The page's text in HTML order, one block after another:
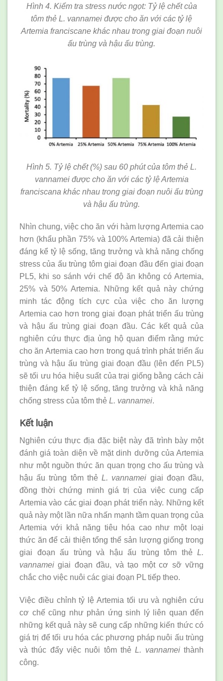
Hình 4. Kiểm tra stress nước ngọt: Tỷ lệ chết của
tôm thẻ L. vannamei được cho ăn với các tỷ lệ
Artemia franciscane khác nhau trong giai đoạn nuôi
ấu trùng và hậu ấu trùng.
Hình 5. Tỷ lệ chết (%) sau 60 phút của tôm thẻ L.
vannamei được cho ăn với các tỷ lệ Artemia
franciscana khác nhau trong giai đoạn nuôi ấu trùng
và hậu ấu trùng.
Nhìn chung, việc cho ăn với hàm lượng Artemia cao
hơn (khẩu phần 75% và 100% Artemia) đã cải thiện
đáng kể tỷ lệ sống, tăng trưởng và khả năng chống
stress của ấu trùng tôm giai đoạn đầu đến giai đoạn
PL5, khi so sánh với chế độ ăn không có Artemia,
25% và 50% Artemia. Những kết quả này chứng
minh tác động tích cực của việc cho ăn lượng
Artemia cao hơn trong giai đoạn phát triển ấu trùng
và hậu ấu trùng giai đoạn đầu. Các kết quả của
nghiên cứu thực địa ủng hộ quan điểm rằng mức
cho ăn Artemia cao hơn trong quá trình phát triển ấu
trùng và hậu ấu trùng giai đoạn đầu (lên đến PL5)
sẽ tối ưu hóa hiệu suất của trại giống bằng cách cải
thiện đáng kể tỷ lệ sống, tăng trưởng và khả năng
chống stress của tôm thẻ L. vannamei.
Kết luận
Nghiên cứu thực địa đặc biệt này đã trình bày một
đánh giá toàn diện về mặt dinh dưỡng của Artemia
như một nguồn thức ăn quan trọng cho ấu trùng và
hậu ấu trùng tôm thẻL. vannamei giai đoạn đầu,
đồng thời chứng minh giá trị của việc cung cấp
Artemia vào các giai đoạn phát triển này. Những kết
quả này một lần nữa nhấn mạnh tầm quan trọng của
Artemia với khả năng tiêu hóa cao như một loại
thức ăn để cải thiện tổng thể sản lượng giống trong
giai đoạn ấu trùng và hậu ấu trùng tôm thẻ L.
vannamei giai đoạn đầu, và tạo một cơ sỡ vững
chắc cho việc nuôi các giai đoạn PL tiếp theo.
Việc điều chỉnh tỷ lệ Artemia tối ưu và nghiên cứu
cơ chế cũng như phản ứng sinh lý liên quan đến
những kết quả này sẽ cung cấp những kiến thức có
giá trị để tối ưu hóa các phương pháp nuôi ấu trùng
và thúc đẩy việc nuôi tôm thẻL. vannameithành
công.